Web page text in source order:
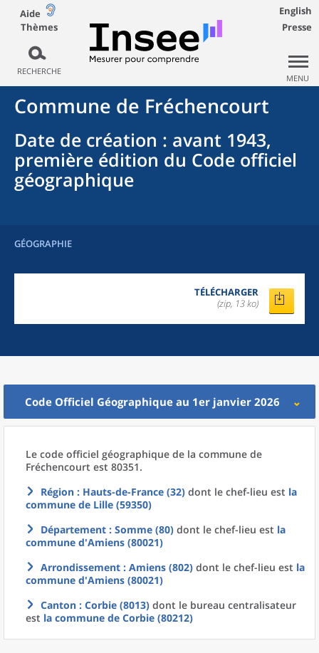
Aide
Thèmes
RECHERCHE
English
Presse
MENU
Commune de Fréchencourt
Date de création : avant 1943,
première édition du Code officiel
géographique
GÉOGRAPHIE
TÉLÉCHARGER
(zip, 13 ko)
Code Officiel Géographique au 1er janvier 2026
Le code officiel géographique de la commune de
Fréchencourt est 80351.
Région : Hauts-de-France (32) dont le chef-lieu est la
commune de Lille (59350)
Département : Somme (80) dont le chef-lieu est la
commune d'Amiens (80021)
Arrondissement : Amiens (802) dont le chef-lieu est la
commune d'Amiens (80021)
Canton : Corbie (8013) dont le bureau centralisateur
est la commune de Corbie (80212)